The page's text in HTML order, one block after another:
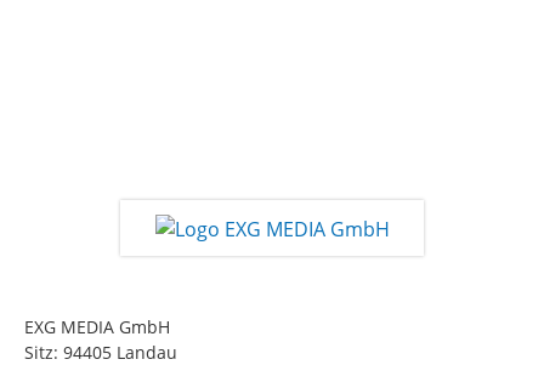
EXG MEDIA GmbH
Sitz: 94405 Landau